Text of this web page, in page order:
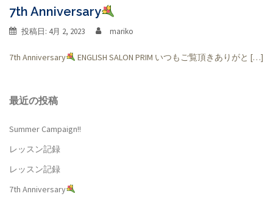
7th Anniversary
投稿日: 4月 2, 2023 mariko
7th Anniversary ENGLISH SALON PRIM いつもご覧頂きありがと […]
最近の投稿
Summer Campaign!!
レッスン記録
レッスン記録
7th Anniversary